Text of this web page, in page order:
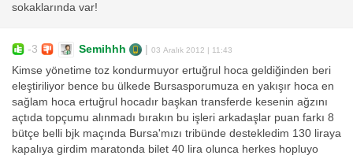
sokaklarında var!
-3 Semihhh | 03 Aralık 2012 | 11:43
Kimse yönetime toz kondurmuyor ertuğrul hoca geldiğinden beri
eleştiriliyor bence bu ülkede Bursasporumuza en yakışır hoca en
sağlam hoca ertuğrul hocadır başkan transferde kesenin ağzını
açtıda topçumu alınmadı bırakın bu işleri arkadaşlar puan farkı 8
bütçe belli bjk maçında Bursa'mızı tribünde destekledim 130 liraya
kapalıya girdim maratonda bilet 40 lira olunca herkes hopluyo